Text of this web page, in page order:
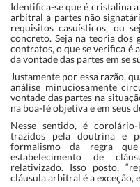
Identifica-se que é cristalina
arbitral a partes não
requisitos casuísticos, ou
concreto. Seja na teoria dos
contratos, o que se verifica é
da vontade das partes em se
Justamente por essa razão,
análise minuciosamente
vontade das partes na
na boa-fé objetiva e em seus
Nesse sentido, é
trazidos pela doutrina e
formalismo da regra
estabelecimento de
relativizado. Isso posto,
cláusula arbitral é a exceção,